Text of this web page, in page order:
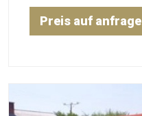
Preis auf anfrage